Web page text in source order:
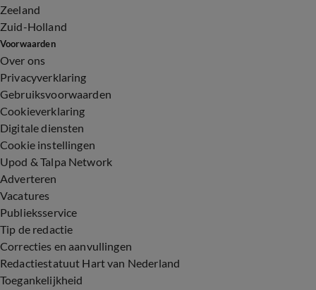
Zeeland
Zuid-Holland
Voorwaarden
Over ons
Privacyverklaring
Gebruiksvoorwaarden
Cookieverklaring
Digitale diensten
Cookie instellingen
Upod & Talpa Network
Adverteren
Vacatures
Publieksservice
Tip de redactie
Correcties en aanvullingen
Redactiestatuut Hart van Nederland
Toegankelijkheid